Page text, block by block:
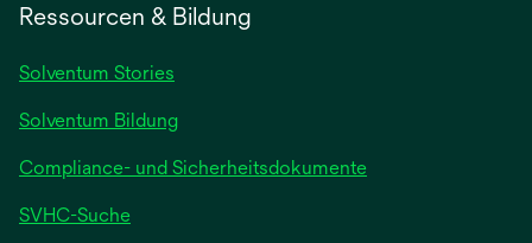
Ressourcen & Bildung
Solventum Stories
Solventum Bildung
Compliance- und Sicherheitsdokumente
SVHC-Suche